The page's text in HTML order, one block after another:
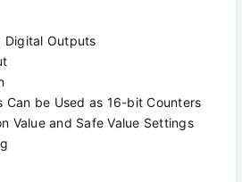
Digital Outputs
Can be Used as 16-bit Counters
Value and Safe Value Settings